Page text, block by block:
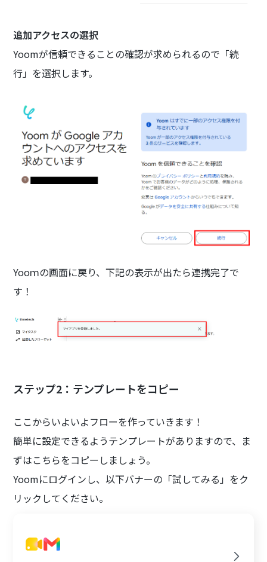
追加アクセスの選択
Yoomが信頼できることの確認が求められるので「続
行」を選択します。
Yooｍの画面に戻り、下記の表示が出たら連携完了で
す！
ステップ2：テンプレートをコピー
ここからいよいよフローを作っていきます！
簡単に設定できるようテンプレートがありますので、ま
ずはこちらをコピーしましょう。
Yoomにログインし、以下バナーの「試してみる」をク
リックしてください。